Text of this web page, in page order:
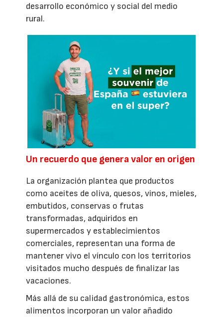
desarrollo económico y social del medio
rural.
Un recuerdo que genera valor en origen
La organización plantea que productos
como aceites de oliva, quesos, vinos, mieles,
embutidos, conservas o frutas
transformadas, adquiridos en
supermercados y establecimientos
comerciales, representan una forma de
mantener vivo el vínculo con los territorios
visitados mucho después de finalizar las
vacaciones.
Más allá de su calidad gastronómica, estos
alimentos incorporan un valor añadido